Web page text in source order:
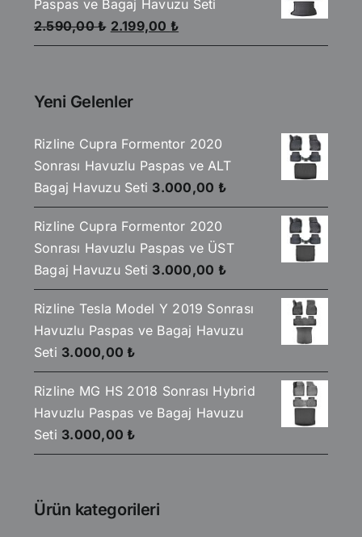
2.199,00 ₺.
Paspas ve Bagaj Havuzu Seti
2.590,00₺ Orijinal
fiyat:
2.199,00 ₺Şu
andaki
Yeni Gelenler
Rizline Cupra Formentor 2020
Sonrası Havuzlu Paspas ve ALT
Bagaj Havuzu Seti 3.000,00 ₺
Rizline Cupra Formentor 2020
Sonrası Havuzlu Paspas ve ÜST
Bagaj Havuzu Seti 3.000,00 ₺
Rizline Tesla Model Y 2019 Sonrası
Havuzlu Paspas ve Bagaj Havuzu
Seti 3.000,00 ₺
Rizline MG HS 2018 Sonrası Hybrid
Havuzlu Paspas ve Bagaj Havuzu
Seti 3.000,00 ₺
Ürün kategorileri